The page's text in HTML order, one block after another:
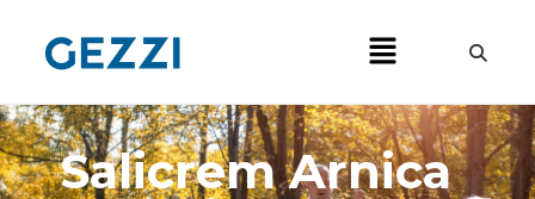
Salicrem Arnica